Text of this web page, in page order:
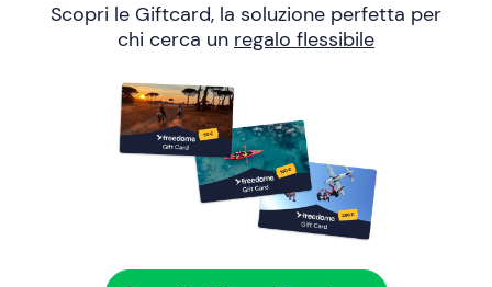
Scopri le Giftcard, la soluzione perfetta per
chi cerca un regalo flessibile